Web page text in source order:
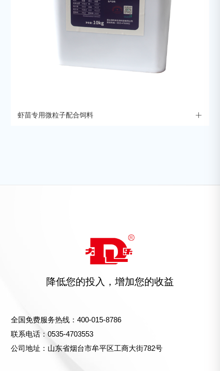
虾苗专用微粒子配合饲料
降低您的投入，增加您的收益
全国免费服务热线：400-015-8786
联系电话：0535-4703553
公司地址：山东省烟台市牟平区工商大街782号